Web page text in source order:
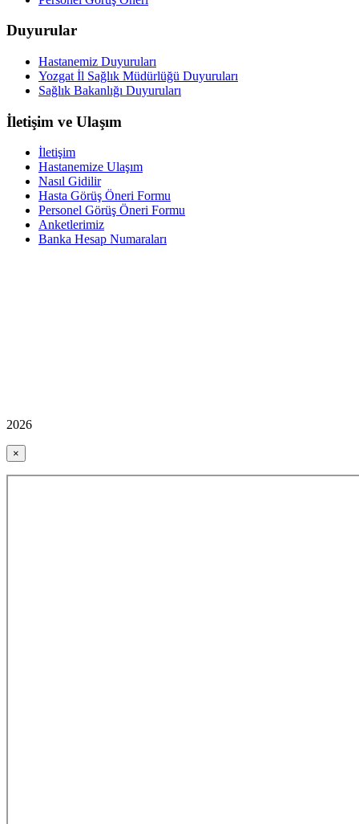
Duyurular
Hastanemiz Duyuruları
Yozgat İl Sağlık Müdürlüğü Duyuruları
Sağlık Bakanlığı Duyuruları
İletişim ve Ulaşım
İletişim
Hastanemize Ulaşım
Nasıl Gidilir
Hasta Görüş Öneri Formu
Personel Görüş Öneri Formu
Anketlerimiz
Banka Hesap Numaraları
2026
×